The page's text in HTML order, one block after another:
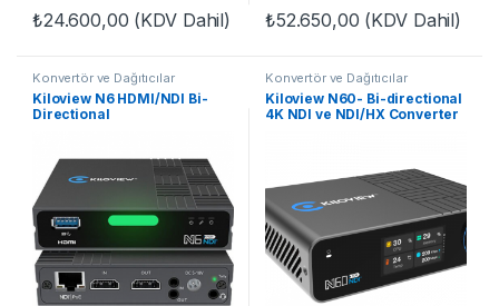
₺24.600,00 (KDV Dahil) ₺52.650,00 (KDV Dahil)
Konvertör ve Dağıtıcılar
Kiloview N6 HDMI/NDI Bi-
Directional
Konvertör ve Dağıtıcılar
Kiloview N60- Bi-directional
4K NDI ve NDI/HX Converter